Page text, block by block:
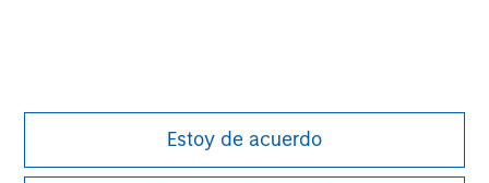
Estoy de acuerdo